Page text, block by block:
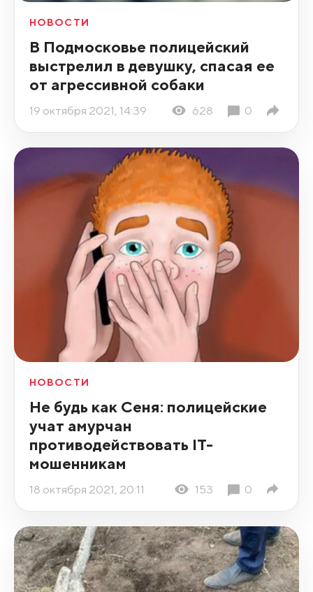
НОВОСТИ
В Подмосковье полицейский
выстрелил в девушку, спасая ее
от агрессивной собаки
19 октября 2021, 14:39 628 0
НОВОСТИ
Не будь как Сеня: полицейские
учат амурчан
противодействовать IT-
мошенникам
18 октября 2021, 20:11 153 0